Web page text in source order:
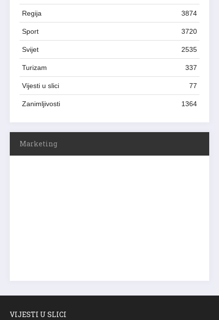
Regija 3874
Sport 3720
Svijet 2535
Turizam 337
Vijesti u slici 77
Zanimljivosti 1364
Marketing
VIJESTI U SLICI